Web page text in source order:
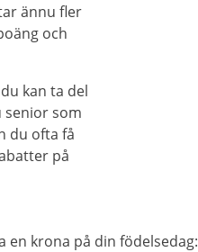
ännu fler
och
kan ta del
senior som
du ofta få
på
en krona på din födelsedag: